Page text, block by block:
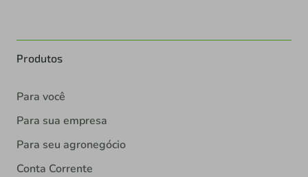
Produtos
Para você
Para sua empresa
Para seu agronegócio
Conta Corrente